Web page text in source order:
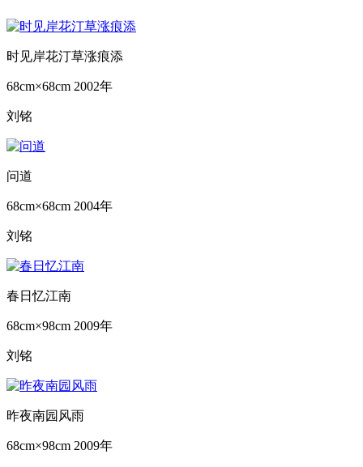
时见岸花汀草涨痕添
68cm×68cm 2002年
刘铭
问道
68cm×68cm 2004年
刘铭
春日忆江南
68cm×98cm 2009年
刘铭
昨夜南园风雨
68cm×98cm 2009年